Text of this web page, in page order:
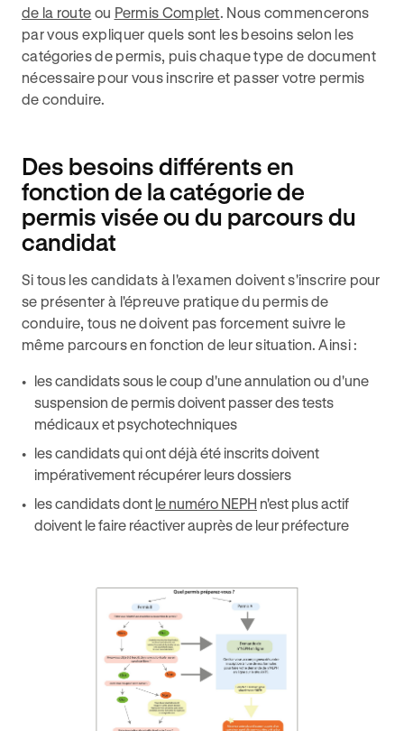
de la route ou Permis Complet. Nous commencerons
par vous expliquer quels sont les besoins selon les
catégories de permis, puis chaque type de document
nécessaire pour vous inscrire et passer votre permis
de conduire.
Des besoins différents en
fonction de la catégorie de
permis visée ou du parcours du
candidat
Si tous les candidats à l'examen doivent s'inscrire pour
se présenter à l'épreuve pratique du permis de
conduire, tous ne doivent pas forcement suivre le
même parcours en fonction de leur situation. Ainsi :
les candidats sous le coup d'une annulation ou d'une
suspension de permis doivent passer des tests
médicaux et psychotechniques
les candidats qui ont déjà été inscrits doivent
impérativement récupérer leurs dossiers
les candidats dont le numéro NEPH n'est plus actif
doivent le faire réactiver auprès de leur préfecture